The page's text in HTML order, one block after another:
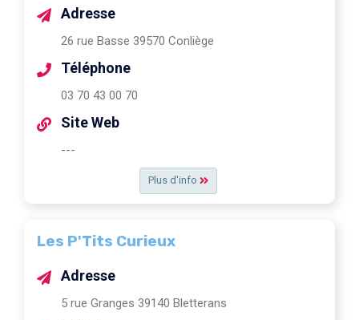
Plus d'info
Adresse
26 rue Basse 39570 Conliège
Téléphone
03 70 43 00 70
Site Web
---
Les P'Tits Curieux
Adresse
5 rue Granges 39140 Bletterans